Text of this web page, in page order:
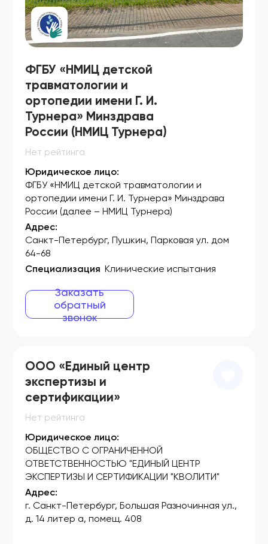
ФСЗ 2007/00522
ФСЗ 2007/00536
ФСЗ 2007/00583
ФСЗ 2007/00612
ФСЗ 2007/00637
ФСЗ 2007/00683
ФСЗ 2007/00686
ФСЗ 2007/00695
ФСЗ 2007/00739
ФСЗ 2007/00802
ФСЗ 2007/00818
ФСЗ 2007/00881
ФСЗ 2007/00882
ФСЗ 2007/00898
ФСЗ 2007/00900
ФСЗ 2007/00911
ФСЗ 2007/00941
ФГБУ «НМИЦ детской
травматологии и
ортопедии имени Г. И.
Турнера» Минздрава
России (НМИЦ Турнера)
Нет рейтинга
Юридическое лицо:
ФГБУ «НМИЦ детской травматологии и
ортопедии имени Г. И. Турнера» Минздрава
России (далее – НМИЦ Турнера)
Адрес:
Санкт-Петербург, Пушкин, Парковая ул. дом
64-68
Специализация Клинические испытания
Заказать
обратный
звонок
ООО «Единый центр
экспертизы и
сертификации»
Нет рейтинга
Юридическое лицо:
ОБЩЕСТВО С ОГРАНИЧЕННОЙ
ОТВЕТСТВЕННОСТЬЮ "ЕДИНЫЙ ЦЕНТР
ЭКСПЕРТИЗЫ И СЕРТИФИКАЦИИ "КВОЛИТИ"
Адрес:
г. Санкт-Петербург, Большая Разночинная ул.,
д. 14 литер а, помещ. 408